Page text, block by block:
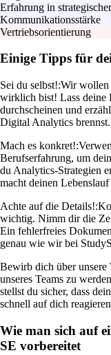
Erfahrung in
Kommunikationsstärke
Vertriebsorientierung
Einige Tipps für
Sei du selbst!:Wir wollen
wirklich bist! Lass deine
durchscheinen und
Digital Analytics brennst.
Mach es konkret!:
Berufserfahrung, um
du Analytics-Strategien
macht deinen
Achte auf die Details!:
wichtig. Nimm dir die
Ein fehlerfreies
genau wie wir bei
Bewirb dich über unsere
unseres Teams zu
stellst du sicher, dass
schnell auf dich
Wie man sich auf
SE vorbereitet